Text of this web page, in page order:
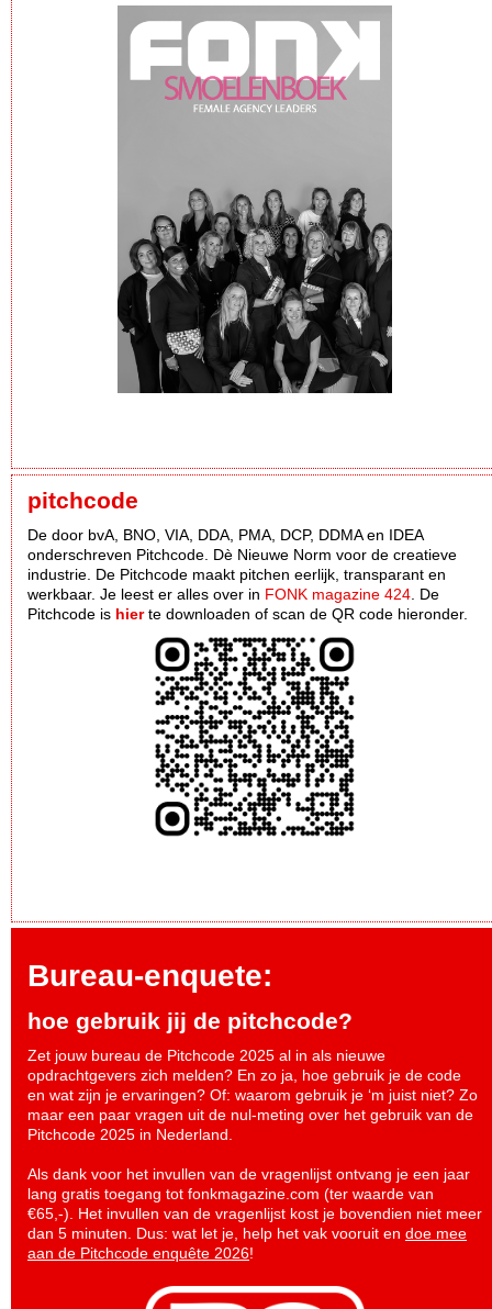
pitchcode
De door bvA, BNO, VIA, DDA, PMA, DCP, DDMA en IDEA
onderschreven Pitchcode. Dè Nieuwe Norm voor de creatieve
industrie. De Pitchcode maakt pitchen eerlijk, transparant en
werkbaar. Je leest er alles over in FONK magazine 424 . De
Pitchcode is hierte downloaden of scan de QR code hieronder.
Bureau-enquete:
hoe gebruik jij de pitchcode?
Zet jouw bureau de Pitchcode 2025 al in als nieuwe
opdrachtgevers zich melden? En zo ja, hoe gebruik je de code
en wat zijn je ervaringen? Of: waarom gebruik je ‘m juist niet? Zo
maar een paar vragen uit de nul-meting over het gebruik van de
Pitchcode 2025 in Nederland.
Als dank voor het invullen van de vragenlijst ontvang je een jaar
lang gratis toegang tot fonkmagazine.com (ter waarde van
€65,-). Het invullen van de vragenlijst kost je bovendien niet meer
dan 5 minuten. Dus: wat let je, help het vak vooruit en doe mee
aan de Pitchcode enquête 2026!